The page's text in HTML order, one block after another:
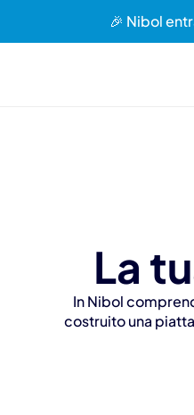
🎉 Nibol
La
In Nibol
costruito una